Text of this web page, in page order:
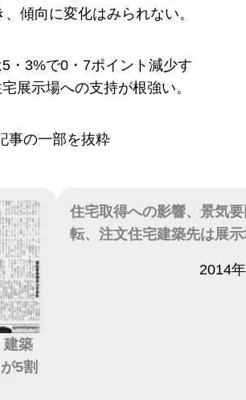
傾向に変化はみられない。
・3%で0・7ポイント減少す
展示場への支持が根強い。
事の一部を抜粋
建築
5割
住宅取得への影響、景気
転、注文住宅建築先は展
2014